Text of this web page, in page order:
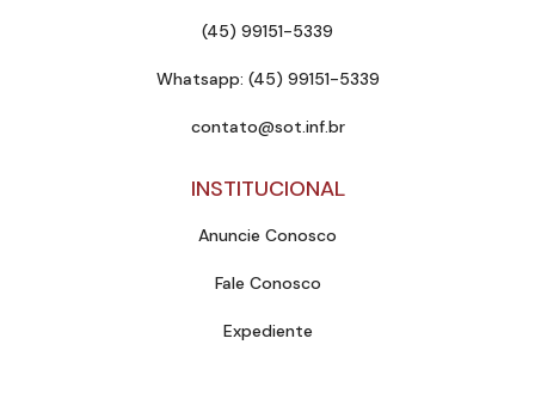
(45) 99151-5339
Whatsapp: (45) 99151-5339
contato@sot.inf.br
INSTITUCIONAL
Anuncie Conosco
Fale Conosco
Expediente